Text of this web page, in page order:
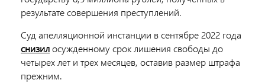
результате совершения преступлений.
Суд апелляционной инстанции в сентябре 2022 года
снизилосужденному срок лишения свободы до
четырех лет и трех месяцев, оставив размер штрафа
прежним.